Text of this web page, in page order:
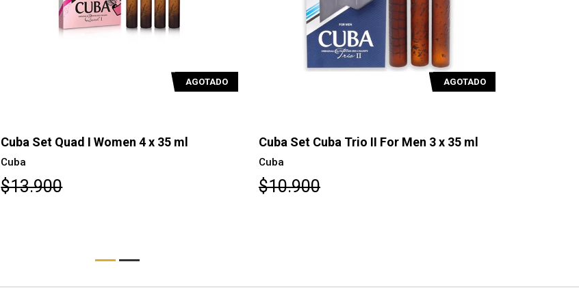
AGOTADO
Cuba Set Quad I Women 4 x 35 ml
Cuba
$13.900
AGOTADO
Cuba Set Cuba Trio II For Men 3 x 35 ml
Cuba
$10.900